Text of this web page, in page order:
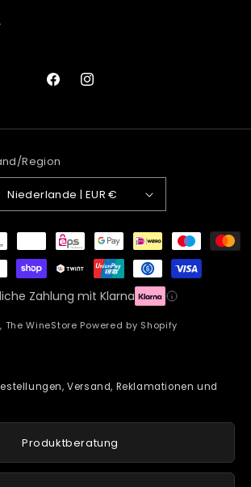
FacebookInstagram
Region
Niederlande | EUR €
Zahlung mit Klarna
The WineStore Powered by Shopify
Versand, Reklamationen und
Produktberatung